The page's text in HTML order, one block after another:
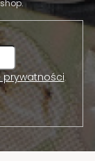
prywatności.